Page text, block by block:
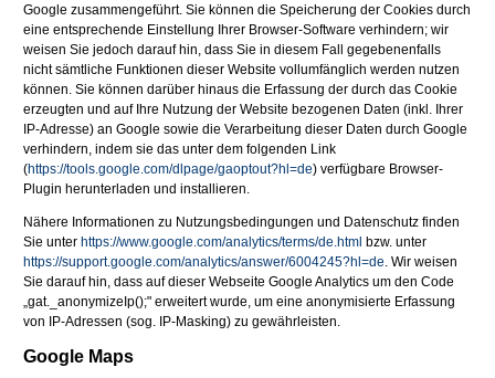
Google zusammengeführt. Sie können die Speicherung der Cookies durch
eine entsprechende Einstellung Ihrer Browser-Software verhindern; wir
weisen Sie jedoch darauf hin, dass Sie in diesem Fall gegebenenfalls
nicht sämtliche Funktionen dieser Website vollumfänglich werden nutzen
können. Sie können darüber hinaus die Erfassung der durch das Cookie
erzeugten und auf Ihre Nutzung der Website bezogenen Daten (inkl. Ihrer
IP-Adresse) an Google sowie die Verarbeitung dieser Daten durch Google
verhindern, indem sie das unter dem folgenden Link
(https://tools.google.com/dlpage/gaoptout?hl=de) verfügbare Browser-
Plugin herunterladen und installieren.
Nähere Informationen zu Nutzungsbedingungen und Datenschutz finden
Sie unter https://www.google.com/analytics/terms/de.html bzw. unter
https://support.google.com/analytics/answer/6004245?hl=de. Wir weisen
Sie darauf hin, dass auf dieser Webseite Google Analytics um den Code
„gat._anonymizeIp();" erweitert wurde, um eine anonymisierte Erfassung
von IP-Adressen (sog. IP-Masking) zu gewährleisten.
Google Maps